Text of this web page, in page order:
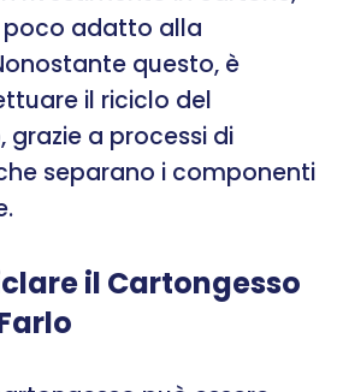
poco adatto alla
questo, è
il riciclo del
grazie a processi di
separano i componenti
il Cartongesso